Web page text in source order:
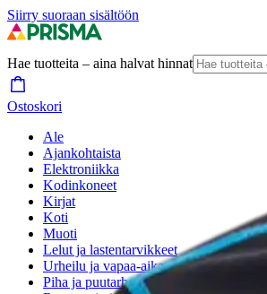
Siirry suoraan sisältöön
Hae tuotteita – aina halvat hinnat
Ostoskori
Ale
Ajankohtaista
Elektroniikka
Kodinkoneet
Kirjat
Koti
Muoti
Lelut ja lastentarvikkeet
Urheilu ja vapaa-aika
Piha ja puutarha